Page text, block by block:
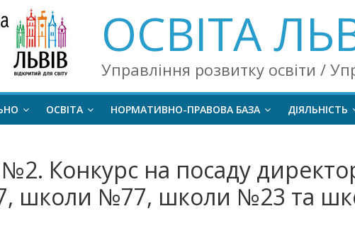
ОСВІТА
Управління розвитку освіти /
ОСВІТА НОРМАТИВНО-ПРАВОВА БАЗА ДІЯЛЬНІСТЬ
Конкурс на посаду
школи №77, школи №23 та